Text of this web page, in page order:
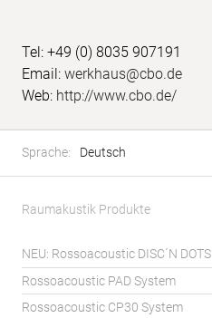
Tel: +49 (0) 8035 907191
Email: werkhaus@cbo.de
Web: http://www.cbo.de/
Sprache: Deutsch
Raumakustik Produkte
NEU: Rossoacoustic DISC´N DOTS
Rossoacoustic PAD System
Rossoacoustic CP30 System